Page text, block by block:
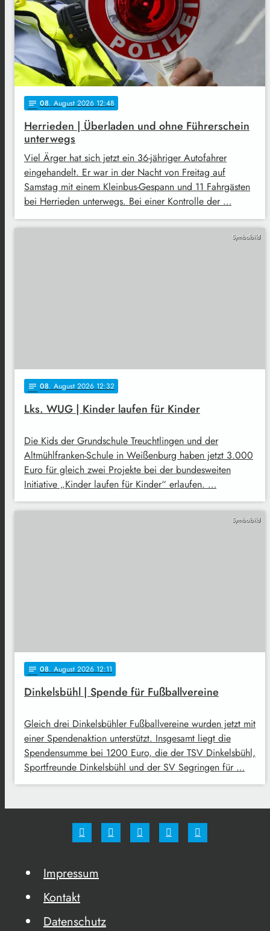
notes 08. August 2026 12:48
Herrieden | Überladen und ohne Führerschein
unterwegs
Viel Ärger hat sich jetzt ein 36-jähriger Autofahrer
eingehandelt. Er war in der Nacht von Freitag auf
Samstag mit einem Kleinbus-Gespann und 11 Fahrgästen
bei Herrieden unterwegs. Bei einer Kontrolle der …
Symbolbild
notes 08. August 2026 12:32
Lks. WUG | Kinder laufen für Kinder
Die Kids der Grundschule Treuchtlingen und der
Altmühlfranken-Schule in Weißenburg haben jetzt 3.000
Euro für gleich zwei Projekte bei der bundesweiten
Initiative „Kinder laufen für Kinder“ erlaufen. …
Symbolbild
notes 08. August 2026 12:11
Dinkelsbühl | Spende für Fußballvereine
Gleich drei Dinkelsbühler Fußballvereine wurden jetzt mit
einer Spendenaktion unterstützt. Insgesamt liegt die
Spendensumme bei 1200 Euro, die der TSV Dinkelsbühl,
Sportfreunde Dinkelsbühl und der SV Segringen für …
Impressum
Kontakt
Datenschutz